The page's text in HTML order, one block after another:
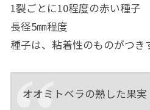
1裂ごとに10程度の赤い種子
長径5㎜程度
種子は、粘着性のものがつき
オオミトベラの熟した果実